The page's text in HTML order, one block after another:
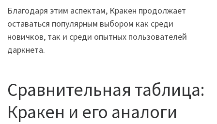
Благодаря этим аспектам, Кракен продолжает
оставаться популярным выбором как среди
новичков, так и среди опытных пользователей
даркнета.
Сравнительная таблица:
Кракен и его аналоги